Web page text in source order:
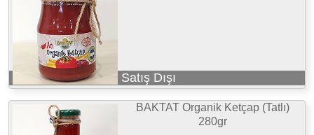
Satış Dışı
BAKTAT Organik Ketçap (Tatlı)
280gr